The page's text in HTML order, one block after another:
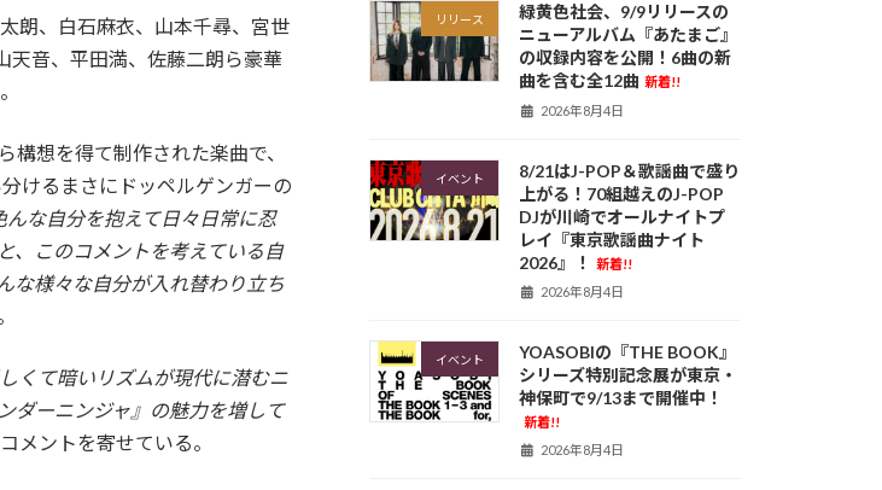
朗、白石麻衣、山本千尋、宮世
天音、平田満、佐藤二朗ら豪華
想を得て制作された楽曲で、
けるまさにドッペルゲンガーの
んな自分を抱えて日々日常に忍
、このコメントを考えている自
な様々な自分が入れ替わり立ち
くて暗いリズムが現代に潜むニ
ダーニンジャ』の魅力を増して
メントを寄せている。
リリース
緑黄色社会、9/9リリースの
ニューアルバム『あたまご』
の収録内容を公開！6曲の新
曲を含む全12曲 新着!!
2026年8月4日
イベント
8/21はJ-POP＆歌謡曲で盛り
上がる！70組越えのJ-POP
DJが川崎でオールナイトプ
レイ『東京歌謡曲ナイト
2026』！
新着!!
2026年8月4日
イベント
YOASOBIの『THE BOOK』
シリーズ特別記念展が東京・
神保町で9/13まで開催中！
新着!!
2026年8月4日